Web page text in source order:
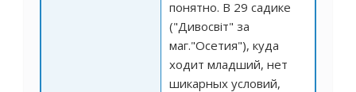
понятно. В 29 садике
("Дивосвіт" за
маг."Осетия"), куда
ходит младший, нет
шикарных условий,